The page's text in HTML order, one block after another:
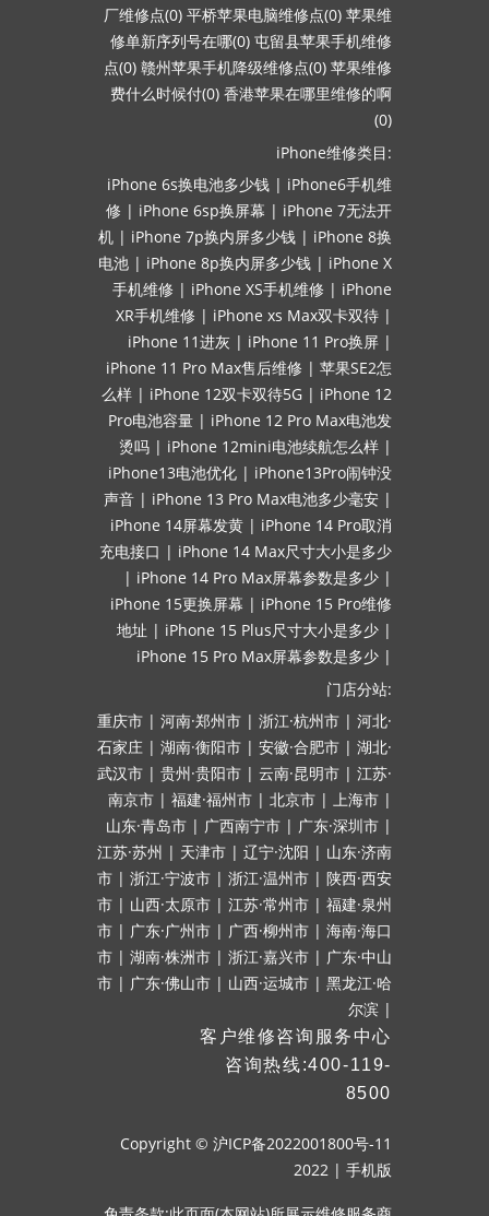
厂维修点(0) 平桥苹果电脑维修点(0) 苹果维
修单新序列号在哪(0) 屯留县苹果手机维修
点(0) 赣州苹果手机降级维修点(0) 苹果维修
费什么时候付(0) 香港苹果在哪里维修的啊
(0)
iPhone维修类目:
iPhone 6s换电池多少钱 | iPhone6手机维
修 | iPhone 6sp换屏幕 | iPhone 7无法开
机 | iPhone 7p换内屏多少钱 | iPhone 8换
电池 | iPhone 8p换内屏多少钱 | iPhone X
手机维修 | iPhone XS手机维修 | iPhone
XR手机维修 | iPhone xs Max双卡双待 |
iPhone 11进灰 | iPhone 11 Pro换屏 |
iPhone 11 Pro Max售后维修 | 苹果SE2怎
么样 | iPhone 12双卡双待5G | iPhone 12
Pro电池容量 | iPhone 12 Pro Max电池发
烫吗 | iPhone 12mini电池续航怎么样 |
iPhone13电池优化 | iPhone13Pro闹钟没
声音 | iPhone 13 Pro Max电池多少毫安 |
iPhone 14屏幕发黄 | iPhone 14 Pro取消
充电接口 | iPhone 14 Max尺寸大小是多少
| iPhone 14 Pro Max屏幕参数是多少 |
iPhone 15更换屏幕 | iPhone 15 Pro维修
地址 | iPhone 15 Plus尺寸大小是多少 |
iPhone 15 Pro Max屏幕参数是多少 |
门店分站:
重庆市 | 河南·郑州市 | 浙江·杭州市 | 河北·
石家庄 | 湖南·衡阳市 | 安徽·合肥市 | 湖北·
武汉市 | 贵州·贵阳市 | 云南·昆明市 | 江苏·
南京市 | 福建·福州市 | 北京市 | 上海市 |
山东·青岛市 | 广西南宁市 | 广东·深圳市 |
江苏·苏州 | 天津市 | 辽宁·沈阳 | 山东·济南
市 | 浙江·宁波市 | 浙江·温州市 | 陕西·西安
市 | 山西·太原市 | 江苏·常州市 | 福建·泉州
市 | 广东·广州市 | 广西·柳州市 | 海南·海口
市 | 湖南·株洲市 | 浙江·嘉兴市 | 广东·中山
市 | 广东·佛山市 | 山西·运城市 | 黑龙江·哈
尔滨 |
客户维修咨询服务中心
咨询热线:400-119-
8500
Copyright © 沪ICP备2022001800号-11
2022 | 手机版